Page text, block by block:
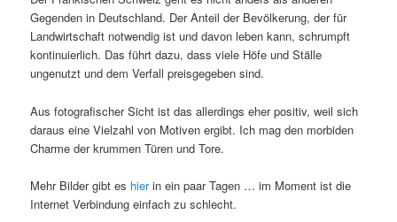
Gegenden in Deutschland. Der Anteil der Bevölkerung, der für
Landwirtschaft notwendig ist und davon leben kann, schrumpft
kontinuierlich. Das führt dazu, dass viele Höfe und Ställe
ungenutzt und dem Verfall preisgegeben sind.
Aus fotografischer Sicht ist das allerdings eher positiv, weil sich
daraus eine Vielzahl von Motiven ergibt. Ich mag den morbiden
Charme der krummen Türen und Tore.
Mehr Bilder gibt es hierin ein paar Tagen … im Moment ist die
Internet Verbindung einfach zu schlecht.